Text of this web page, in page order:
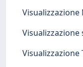
Visualizzazione